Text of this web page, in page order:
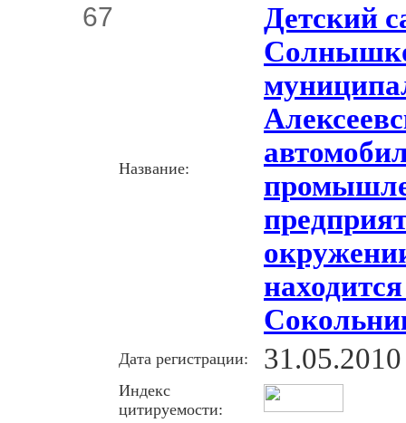
67
Название:
Детский
Дата регистрации: 31.05.2010
Индекс
цитируемости: